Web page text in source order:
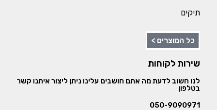
תיקים
כל המוצרים >
שירות לקוחות
לנו חשוב לדעת מה אתם חושבים עלינו ניתן ליצור איתנו קשר
בטלפון
050-9090971